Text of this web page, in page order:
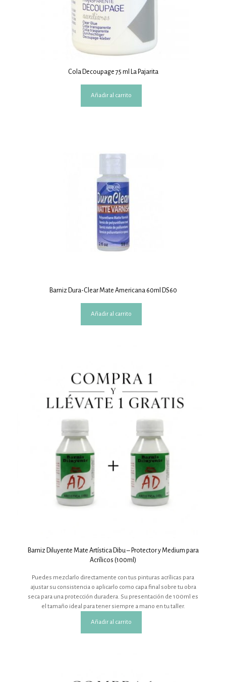
Cola Decoupage 75 ml La Pajarita
Añadir al carrito
Barniz Dura-Clear Mate Americana 60ml DS60
Añadir al carrito
Barniz Diluyente Mate Artística Dibu – Protector y Medium para
Acrílicos (100ml)
Puedes mezclarlo directamente con tus pinturas acrílicas para
ajustar su consistencia o aplicarlo como capa final sobre tu obra
seca para una protección duradera. Su presentación de 100ml es
el tamaño ideal para tener siempre a mano en tu taller.
Añadir al carrito